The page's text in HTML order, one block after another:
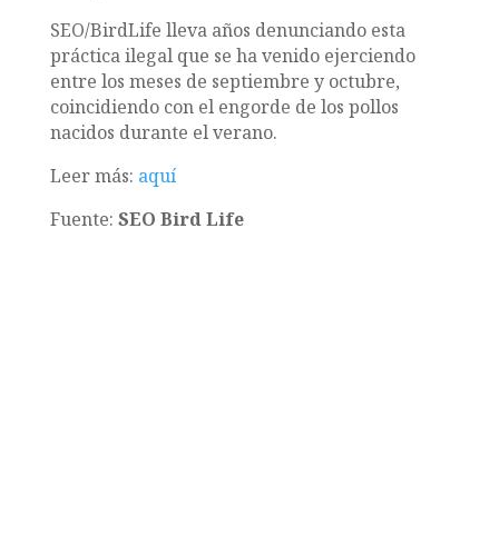
SEO/BirdLife lleva años denunciando esta
práctica ilegal que se ha venido ejerciendo
entre los meses de septiembre y octubre,
coincidiendo con el engorde de los pollos
nacidos durante el verano.
Leer más: aquí
Fuente: SEO Bird Life